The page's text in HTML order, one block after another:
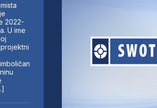
2022-
U ime